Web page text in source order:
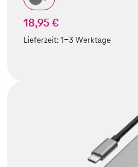
18,95 €
Lieferzeit:1-3 Werktage